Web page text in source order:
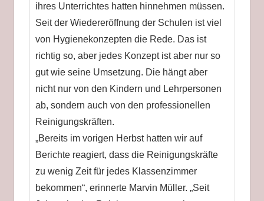
ihres Unterrichtes hatten hinnehmen müssen.
Seit der Wiedereröffnung der Schulen ist viel
von Hygienekonzepten die Rede. Das ist
richtig so, aber jedes Konzept ist aber nur so
gut wie seine Umsetzung. Die hängt aber
nicht nur von den Kindern und Lehrpersonen
ab, sondern auch von den professionellen
Reinigungskräften.
„Bereits im vorigen Herbst hatten wir auf
Berichte reagiert, dass die Reinigungskräfte
zu wenig Zeit für jedes Klassenzimmer
bekommen“, erinnerte Marvin Müller. „Seit